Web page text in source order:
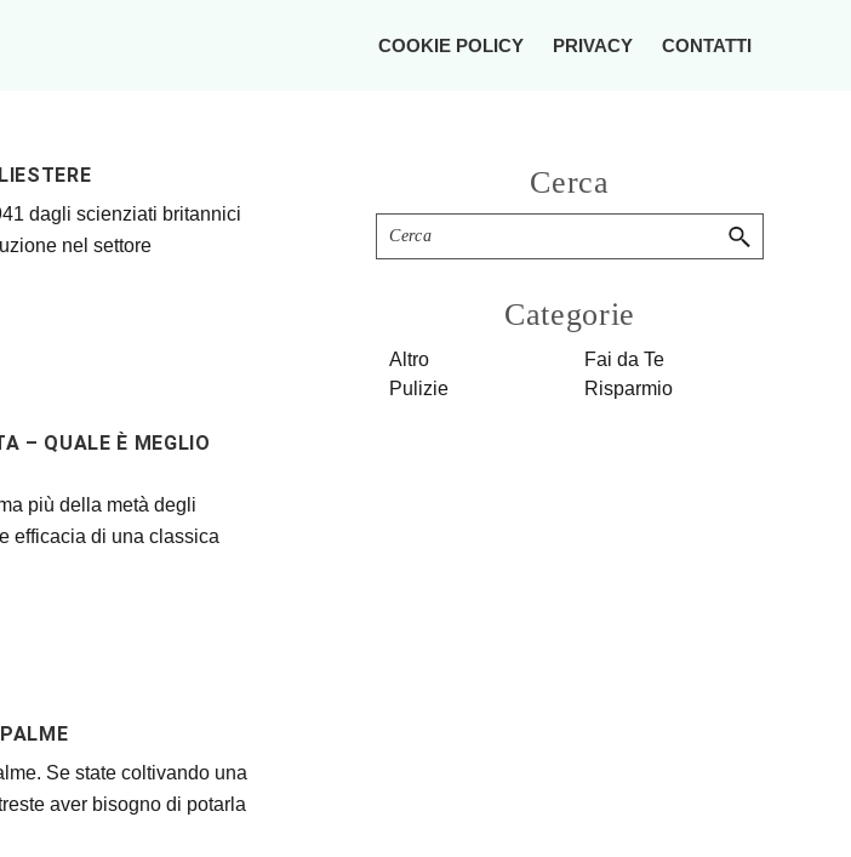
COOKIE POLICY PRIVACY CONTATTI
dagli scienziati britannici
nel settore
– QUALE È MEGLIO
più della metà degli
efficacia di una classica
Se state coltivando una
aver bisogno di potarla
Sidebar
Cerca
Cerca
Categorie
Altro
Fai da Te
Pulizie
Risparmio